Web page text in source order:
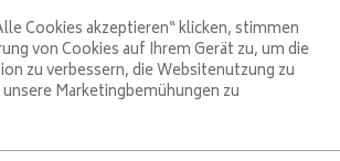
Cookies akzeptieren“ klicken, stimmen
von Cookies auf Ihrem Gerät zu, um die
zu verbessern, die Websitenutzung zu
Marketingbemühungen zu